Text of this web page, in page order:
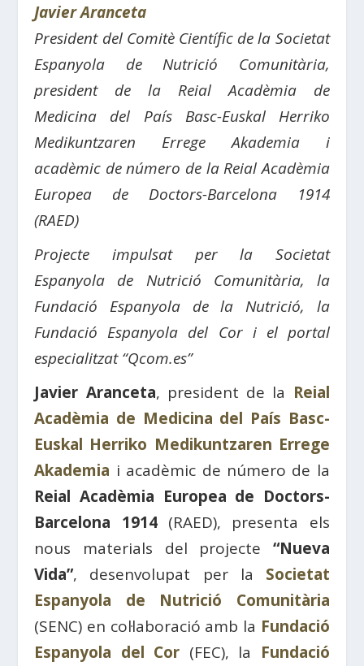
Javier Aranceta
President del Comitè Científic de la Societat
Espanyola de Nutrició Comunitària,
president de la Reial Acadèmia de
Medicina del País Basc-Euskal Herriko
Medikuntzaren Errege Akademia i
acadèmic de número de la Reial Acadèmia
Europea de Doctors-Barcelona 1914
(RAED)
Projecte impulsat per la Societat
Espanyola de Nutrició Comunitària, la
Fundació Espanyola de la Nutrició, la
Fundació Espanyola del Cor i el portal
especialitzat “Qcom.es”
Javier Aranceta, president de la Reial
Acadèmia de Medicina del País Basc-
Euskal Herriko Medikuntzaren Errege
Akademia i acadèmic de número de la
Reial Acadèmia Europea de Doctors-
Barcelona 1914(RAED), presenta els
nous materials del projecte “Nueva
Vida”, desenvolupat per la Societat
Espanyola de Nutrició Comunitària
(SENC) en col·laboració amb la Fundació
Espanyola del Cor (FEC), la Fundació